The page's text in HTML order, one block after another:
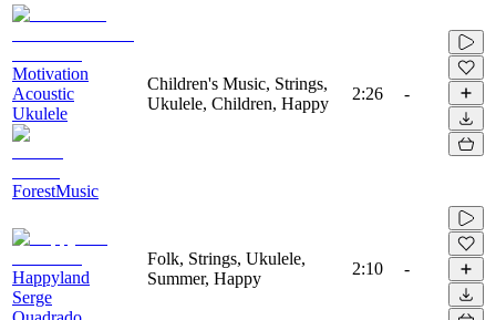
Motivation
Acoustic
Ukulele
ForestMusic
Children's Music, Strings,
Ukulele, Children, Happy
2:26 -
Happyland
Serge
Folk, Strings, Ukulele,
Summer, Happy
2:10 -